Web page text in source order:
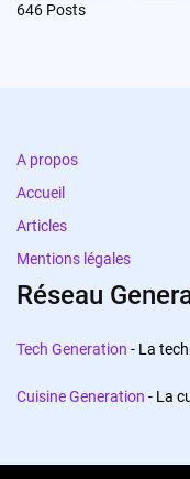
646 Posts
A propos
Accueil
Articles
Mentions légales
Réseau
Tech Generation - La
Cuisine Generation - La